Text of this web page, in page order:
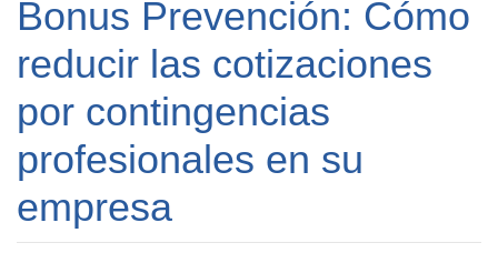
Bonus Prevención: Cómo
reducir las cotizaciones
por contingencias
profesionales en su
empresa